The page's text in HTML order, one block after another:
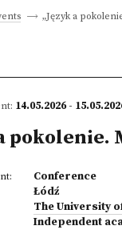
„Język a
14.05.2026 -
pokolenie.
Conference
Łódź
The University
Independent